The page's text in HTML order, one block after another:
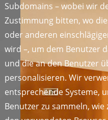
Subdomains – wobei wir
Zustimmung bitten, wo
oder anderen
wird –, um dem Benutzer
und die an den Benutzer
personalisieren. Wir
entsprechende Systeme,
Benutzer zu sammeln, wie